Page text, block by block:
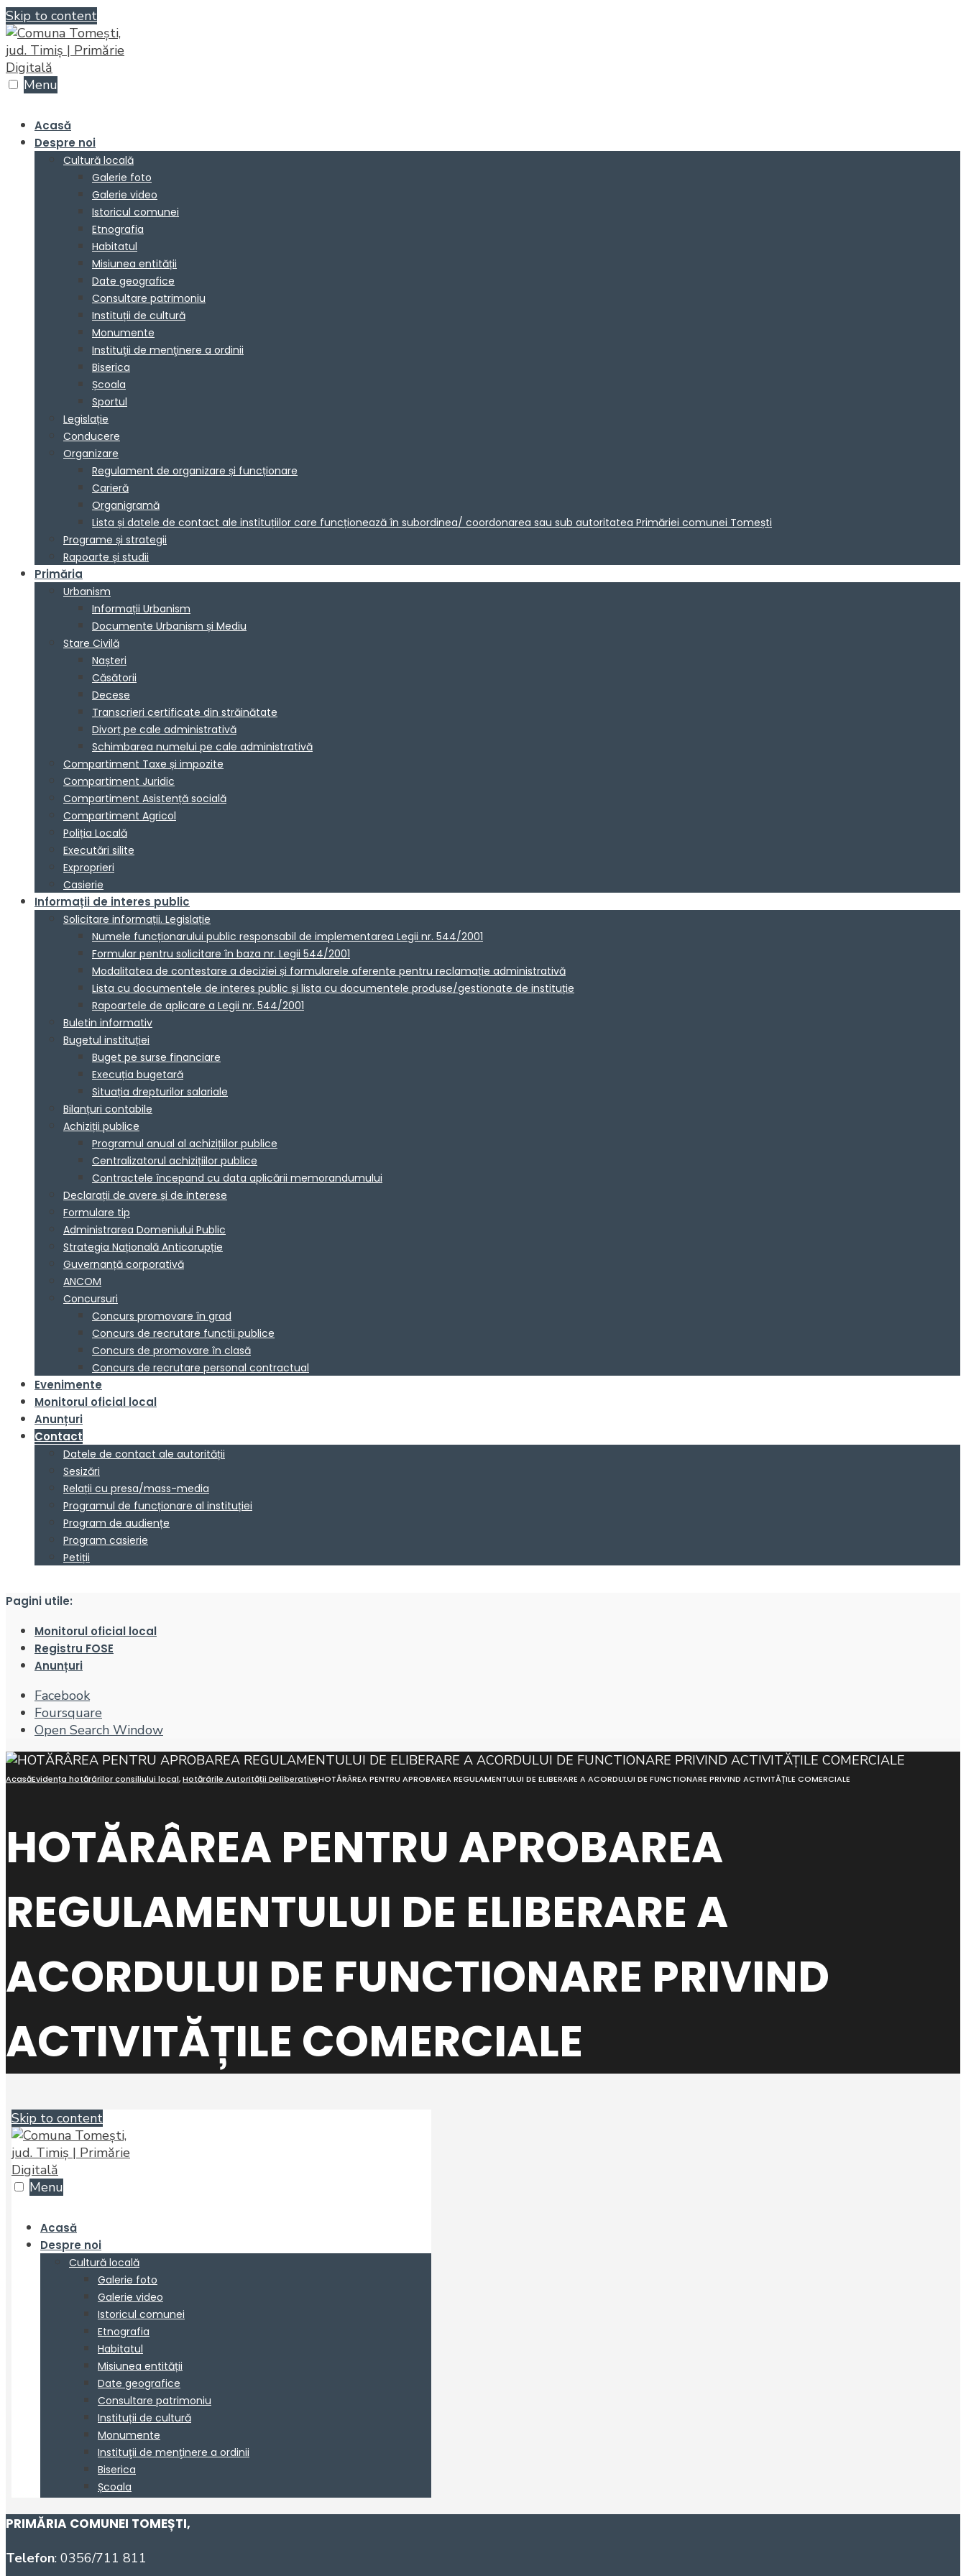
Skip to content
Menu
Acasă
Despre noi
Cultură locală
Galerie foto
Galerie video
Istoricul comunei
Etnografia
Habitatul
Misiunea entității
Date geografice
Consultare patrimoniu
Instituții de cultură
Monumente
Instituţii de menţinere a ordinii
Biserica
Școala
Sportul
Legislație
Conducere
Organizare
Regulament de organizare și funcționare
Carieră
Organigramă
Lista și datele de contact ale instituțiilor care funcționează în subordinea/ coordonarea sau sub autoritatea Primăriei comunei Tomești
Programe și strategii
Rapoarte și studii
Primăria
Urbanism
Informații Urbanism
Documente Urbanism și Mediu
Stare Civilă
Nașteri
Căsătorii
Decese
Transcrieri certificate din străinătate
Divorț pe cale administrativă
Schimbarea numelui pe cale administrativă
Compartiment Taxe și impozite
Compartiment Juridic
Compartiment Asistență socială
Compartiment Agricol
Poliția Locală
Executări silite
Exproprieri
Casierie
Informații de interes public
Solicitare informații. Legislație
Numele funcționarului public responsabil de implementarea Legii nr. 544/2001
Formular pentru solicitare în baza nr. Legii 544/2001
Modalitatea de contestare a deciziei și formularele aferente pentru reclamație administrativă
Lista cu documentele de interes public și lista cu documentele produse/gestionate de instituție
Rapoartele de aplicare a Legii nr. 544/2001
Buletin informativ
Bugetul instituției
Buget pe surse financiare
Execuția bugetară
Situația drepturilor salariale
Bilanțuri contabile
Achiziții publice
Programul anual al achizițiilor publice
Centralizatorul achizițiilor publice
Contractele începand cu data aplicării memorandumului
Declarații de avere și de interese
Formulare tip
Administrarea Domeniului Public
Strategia Națională Anticorupție
Guvernanță corporativă
ANCOM
Concursuri
Concurs promovare în grad
Concurs de recrutare funcții publice
Concurs de promovare în clasă
Concurs de recrutare personal contractual
Evenimente
Monitorul oficial local
Anunțuri
Contact
Datele de contact ale autorității
Sesizări
Relații cu presa/mass-media
Programul de funcționare al instituției
Program de audiențe
Program casierie
Petiții
Pagini utile:
Monitorul oficial local
Registru FOSE
Anunțuri
Facebook
Foursquare
Open Search Window
AcasăEvidența hotărârilor consiliului local,Hotărârile Autorității DeliberativeHOTĂRÂREA PENTRU APROBAREA REGULAMENTULUI DE ELIBERARE A ACORDULUI DE FUNCTIONARE PRIVIND ACTIVITĂȚILE COMERCIALE
HOTĂRÂREA PENTRU APROBAREA
REGULAMENTULUI DE ELIBERARE A
ACORDULUI DE FUNCTIONARE PRIVIND
ACTIVITĂȚILE COMERCIALE
PRIMĂRIA COMUNEI TOMEȘTI,
Telefon: 0356/711 811